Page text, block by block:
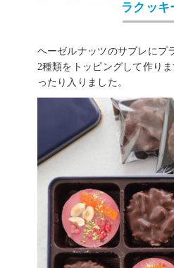
ラクッキ
ヘーゼルナッツのサブレに
2種類をトッピングして作り
ったり入りました。